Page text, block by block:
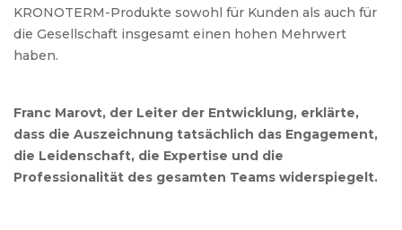
KRONOTERM-Produkte sowohl für Kunden als auch für
die Gesellschaft insgesamt einen hohen Mehrwert
haben.
Franc Marovt, der Leiter der Entwicklung, erklärte,
dass die Auszeichnung tatsächlich das Engagement,
die Leidenschaft, die Expertise und die
Professionalität des gesamten Teams widerspiegelt.